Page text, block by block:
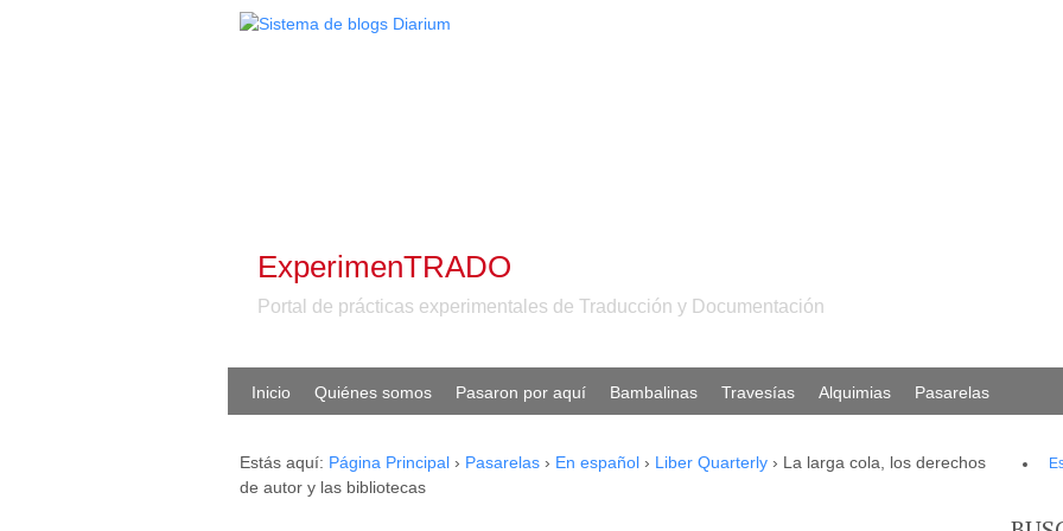
ExperimenTRADO
Portal de prácticas experimentales de Traducción y Documentación
Inicio Quiénes somos Pasaron por aquí Bambalinas Travesías Alquimias Pasarelas
Estás aquí: Página Principal › Pasarelas › En español › Liber Quarterly › La larga cola, los derechos
de autor y las bibliotecas